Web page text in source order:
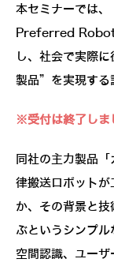
本セミナーでは、
Preferred
し、社会で実際
製品”を実現する
※受付は終了しま
同社の主力製品
律搬送ロボットが
か、その背景と
ぶというシンプル
空間認識、ユー